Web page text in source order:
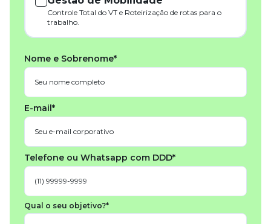
Controle Total do VT e Roteirização de rotas para o
trabalho.
Nome e Sobrenome*
E-mail*
Telefone ou Whatsapp com DDD*
Qual o seu objetivo?*